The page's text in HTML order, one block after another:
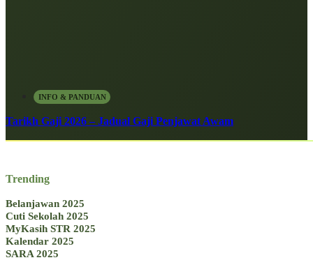
INFO & PANDUAN
Tarikh Gaji 2026 – Jadual Gaji Penjawat Awam
Trending
Belanjawan 2025
Cuti Sekolah 2025
MyKasih STR 2025
Kalendar 2025
SARA 2025